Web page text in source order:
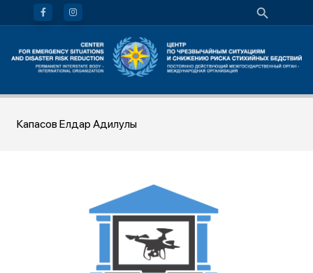
Капасов Елдар Адилулы